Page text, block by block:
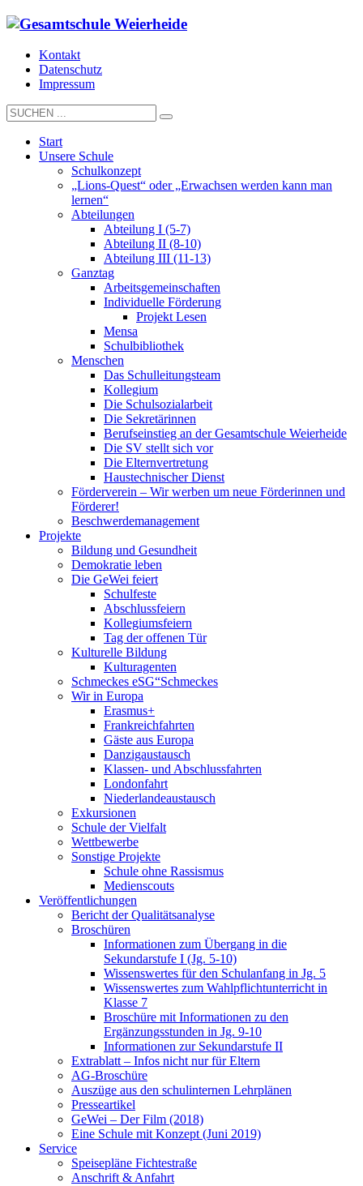
Kontakt
Datenschutz
Impressum
Start
Unsere Schule
Schulkonzept
„Lions-Quest“ oder „Erwachsen werden kann man
lernen“
Abteilungen
Abteilung I (5-7)
Abteilung II (8-10)
Abteilung III (11-13)
Ganztag
Arbeitsgemeinschaften
Individuelle Förderung
Projekt Lesen
Mensa
Schulbibliothek
Menschen
Das Schulleitungsteam
Kollegium
Die Schulsozialarbeit
Die Sekretärinnen
Berufseinstieg an der Gesamtschule Weierheide
Die SV stellt sich vor
Die Elternvertretung
Haustechnischer Dienst
Förderverein – Wir werben um neue Förderinnen und
Förderer!
Beschwerdemanagement
Projekte
Bildung und Gesundheit
Demokratie leben
Die GeWei feiert
Schulfeste
Abschlussfeiern
Kollegiumsfeiern
Tag der offenen Tür
Kulturelle Bildung
Kulturagenten
Schmeckes eSG“Schmeckes
Wir in Europa
Erasmus+
Frankreichfahrten
Gäste aus Europa
Danzigaustausch
Klassen- und Abschlussfahrten
Londonfahrt
Niederlandeaustausch
Exkursionen
Schule der Vielfalt
Wettbewerbe
Sonstige Projekte
Schule ohne Rassismus
Medienscouts
Veröffentlichungen
Bericht der Qualitätsanalyse
Broschüren
Informationen zum Übergang in die
Sekundarstufe I (Jg. 5-10)
Wissenswertes für den Schulanfang in Jg. 5
Wissenswertes zum Wahlpflichtunterricht in
Klasse 7
Broschüre mit Informationen zu den
Ergänzungsstunden in Jg. 9-10
Informationen zur Sekundarstufe II
Extrablatt – Infos nicht nur für Eltern
AG-Broschüre
Auszüge aus den schulinternen Lehrplänen
Presseartikel
GeWei – Der Film (2018)
Eine Schule mit Konzept (Juni 2019)
Service
Speisepläne Fichtestraße
Anschrift & Anfahrt